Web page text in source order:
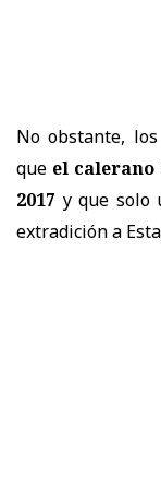
No obstante,
que el
2017 y que solo
extradición a